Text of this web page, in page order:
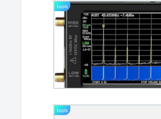
tools
tools